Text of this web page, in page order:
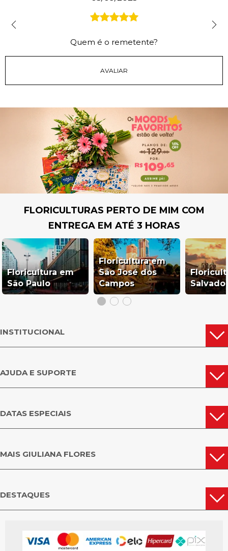
Quem é o remetente?
FLORICULTURAS PERTO DE MIM COM
ENTREGA EM ATÉ 3 HORAS
Floricultura em
São Paulo
Floricultura em
São José dos
Campos
INSTITUCIONAL
AJUDA E SUPORTE
DATAS ESPECIAIS
MAIS GIULIANA FLORES
DESTAQUES